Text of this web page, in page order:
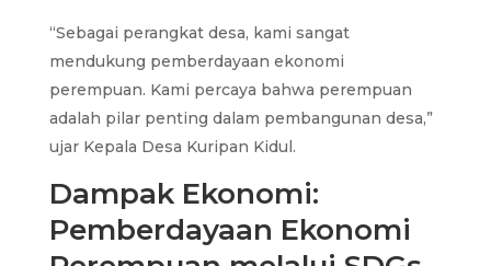
“Sebagai perangkat desa, kami sangat
mendukung pemberdayaan ekonomi
perempuan. Kami percaya bahwa perempuan
adalah pilar penting dalam pembangunan desa,”
ujar Kepala Desa Kuripan Kidul.
Dampak Ekonomi:
Pemberdayaan Ekonomi